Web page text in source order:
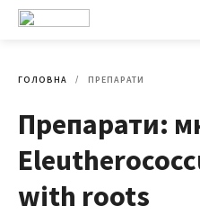
ГОЛОВНА ПРЕПАРАТИ
Препарати:
with roots